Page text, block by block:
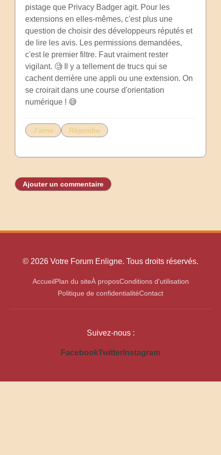
pistage que Privacy Badger agit. Pour les
extensions en elles-mêmes, c'est plus une
question de choisir des développeurs réputés et
de lire les avis. Les permissions demandées,
c'est le premier filtre. Faut vraiment rester
vigilant. 🧐 Il y a tellement de trucs qui se
cachent derrière une appli ou une extension. On
se croirait dans une course d'orientation
numérique ! 😅
J'aime Répondre
Ajouter un commentaire
© 2026 Votre Forum Enligne. Tous droits réservés.
AccueilPlan du siteÀ proposConditions d'utilisation
Politique de confidentialitéContact
Suivez-nous :
FacebookTwitter Instagram